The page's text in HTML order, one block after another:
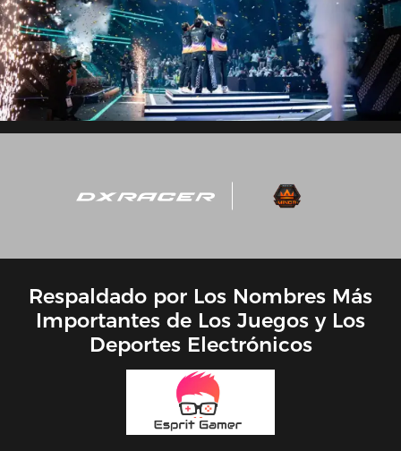
Respaldado por Los Nombres Más
Importantes de Los Juegos y Los
Deportes Electrónicos